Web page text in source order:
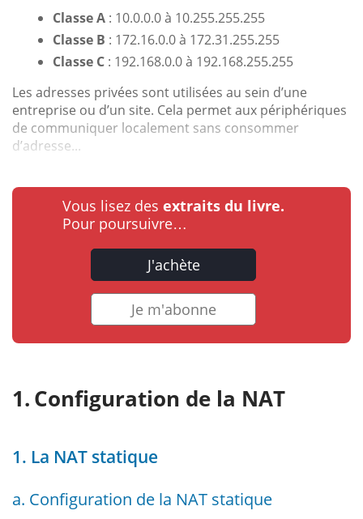
Classe A : 10.0.0.0 à 10.255.255.255
Classe B : 172.16.0.0 à 172.31.255.255
Classe C : 192.168.0.0 à 192.168.255.255
Les adresses privées sont utilisées au sein d’une
entreprise ou d’un site. Cela permet aux périphériques
de communiquer localement sans consommer
d’adresse...
Vous lisez des extraits du livre.
Pour poursuivre…
J'achète
Je m'abonne
Configuration de la NAT
1. La NAT statique
a. Configuration de la NAT statique